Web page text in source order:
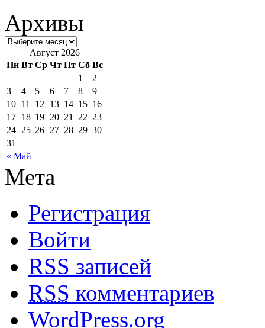
Архивы
Август 2026
Пн Вт Ср Чт Пт Сб Вс
« Май
1
2
3
4 5 6 7 8
9
10 11 12 13 14 15 16
17 18 19 20 21 22 23
24 25 26 27 28 29 30
31
Мета
Регистрация
Войти
RSS записей
RSS комментариев
WordPress.org